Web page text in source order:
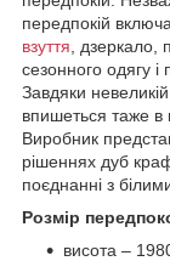
передпокій
взуття , дзеркало,
сезонного одягу і
Завдяки невеликій
впишеться таже в
Виробник
рішеннях дуб
поєднанні з
Розмір
висота –